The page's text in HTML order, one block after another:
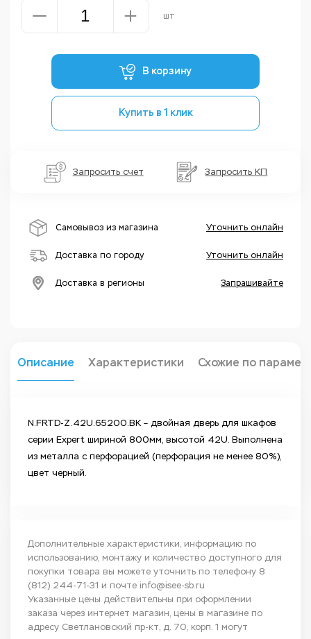
шт
В корзину
Купить в 1 клик
Запросить счет Запросить КП
Самовывоз из магазина Уточнить онлайн
Доставка по городу Уточнить онлайн
Доставка в регионы Запрашивайте
Описание Характеристики Схожие по
N.FRTD-Z.42U.65200.BK – двойная дверь для шкафов
серии Expert шириной 800мм, высотой 42U. Выполнена
из металла с перфорацией (перфорация не менее 80%),
цвет черный.
Дополнительные характеристики, информацию по
использованию, монтажу и количество доступного для
покупки товара вы можете уточнить по телефону 8
(812) 244-71-31 и почте info@isee-sb.ru
Указанные цены действительны при оформлении
заказа через интернет магазин, цены в магазине по
адресу Светлановский пр-кт, д. 70, корп. 1 могут